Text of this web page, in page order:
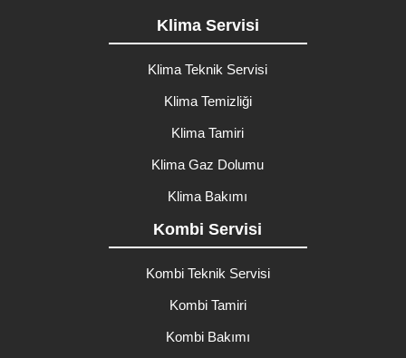
Klima Servisi
Klima Teknik Servisi
Klima Temizliği
Klima Tamiri
Klima Gaz Dolumu
Klima Bakımı
Kombi Servisi
Kombi Teknik Servisi
Kombi Tamiri
Kombi Bakımı